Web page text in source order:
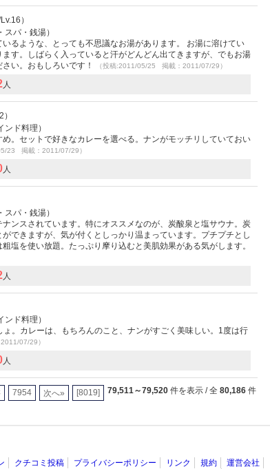
）
スパ・銭湯）
るような、とっても不思議なお湯があります。 お湯に溶けてい
す。しばらく入っていると汗がどんどん出てきますが、でもお湯
い。おもしろいです！
（投稿:2011/05/25 掲載：2011/07/29）
人
ンド料理）
。セットで好きなカレーを選べる。ナンがモッチリしていておい
23 掲載：2011/07/29）
人
スパ・銭湯）
ンスされています。特にオススメなのが、炭酸泉と塩サウナ。炭
できますが、気が付くとしっかり温まっています。プチプチとし
塩を使い放題。たっぷり摩り込むと美肌効果がある気がします。
人
ンド料理）
。カレーは、もちろんのこと、ナンがすごく美味しい。1度は行
07/29）
人
7954 次へ» [8019] 79,511～79,520 件を表示 / 全 80,186 件
クチコミ投稿 プライバシーポリシー リンク 規約 運営会社